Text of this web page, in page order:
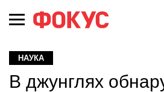
НАУКА
В джунглях